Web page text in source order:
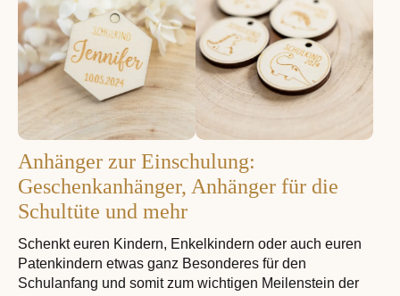
Anhänger zur Einschulung:
Geschenkanhänger, Anhänger für die
Schultüte und mehr
Schenkt euren Kindern, Enkelkindern oder auch euren
Patenkindern etwas ganz Besonderes für den
Schulanfang und somit zum wichtigen Meilenstein der